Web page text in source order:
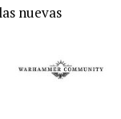
nuevas